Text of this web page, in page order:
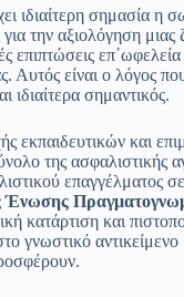
ιδιαίτερη σημασία η
την αξιολόγηση μιας
επιπτώσεις
Αυτός είναι ο λόγος
ιδιαίτερα σημαντικός.
εκπαιδευτικών και
της ασφαλιστικής
επαγγέλματος
Ένωσης
κατάρτιση και
γνωστικό αντικείμενο